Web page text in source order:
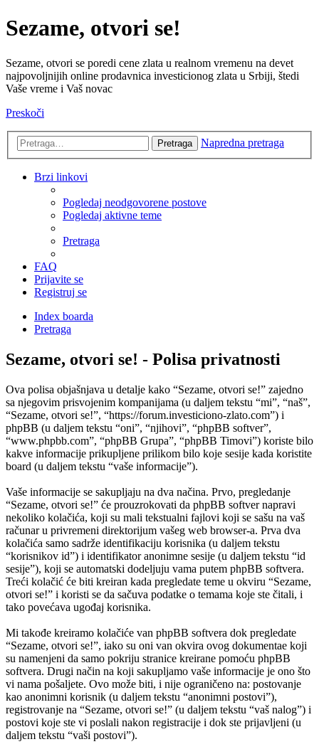
Sezame, otvori se!
Sezame, otvori se poredi cene zlata u realnom vremenu na devet
najpovoljnijih online prodavnica investicionog zlata u Srbiji, štedi
Vaše vreme i Vaš novac
Preskoči
Pretraga Napredna pretraga
Brzi linkovi
Pogledaj neodgovorene postove
Pogledaj aktivne teme
Pretraga
FAQ
Prijavite se
Registruj se
Index boarda
Pretraga
Sezame, otvori se! - Polisa privatnosti
Ova polisa objašnjava u detalje kako “Sezame, otvori se!” zajedno
sa njegovim prisvojenim kompanijama (u daljem tekstu “mi”, “naš”,
“Sezame, otvori se!”, “https://forum.investiciono-zlato.com”) i
phpBB (u daljem tekstu “oni”, “njihovi”, “phpBB softver”,
“www.phpbb.com”, “phpBB Grupa”, “phpBB Timovi”) koriste bilo
kakve informacije prikupljene prilikom bilo koje sesije kada koristite
board (u daljem tekstu “vaše informacije”).
Vaše informacije se sakupljaju na dva načina. Prvo, pregledanje
“Sezame, otvori se!” će prouzrokovati da phpBB softver napravi
nekoliko kolačića, koji su mali tekstualni fajlovi koji se sašu na vaš
računar u privremeni direktorijum vašeg web browser-a. Prva dva
kolačića samo sadrže identifikaciju korisnika (u daljem tekstu
“korisnikov id”) i identifikator anonimne sesije (u daljem tekstu “id
sesije”), koji se automatski dodeljuju vama putem phpBB softvera.
Treći kolačić će biti kreiran kada pregledate teme u okviru “Sezame,
otvori se!” i koristi se da sačuva podatke o temama koje ste čitali, i
tako povećava ugođaj korisnika.
Mi takođe kreiramo kolačiće van phpBB softvera dok pregledate
“Sezame, otvori se!”, iako su oni van okvira ovog dokumentae koji
su namenjeni da samo pokriju stranice kreirane pomoću phpBB
softvera. Drugi način na koji sakupljamo vaše informacije je ono što
vi nama pošaljete. Ovo može biti, i nije ograničeno na: postovanje
kao anonimni korisnik (u daljem tekstu “anonimni postovi”),
registrovanje na “Sezame, otvori se!” (u daljem tekstu “vaš nalog”) i
postovi koje ste vi poslali nakon registracije i dok ste prijavljeni (u
daljem tekstu “vaši postovi”).